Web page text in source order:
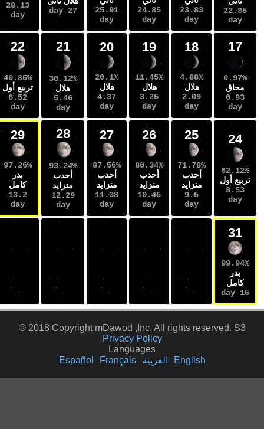
23.83
day
24.85
day
25.91
day
27 day
28.13
day
29.29
day
18
4.88%
هلال
2.09
day
19
11.45%
هلال
3.25
day
20
20.1%
هلال
4.37
day
21
30.12%
هلال
5.46
day
22
40.85%
تربيع أول
6.52
day
23
51.68%
تربيع أول
7.54
day
25
71.78%
أحدب
متزايد
9.5
day
26
80.34%
أحدب
متزايد
10.45
day
27
87.56%
أحدب
متزايد
11.38
day
28
93.24%
أحدب
متزايد
12.29
day
29
97.26%
بدر
كامل
13.2
day
30
99.5%
بدر
كامل
14.1
day
© 2018 Copyright mDawod ,Inc, All rights
Privacy Policy
العربية Español Français